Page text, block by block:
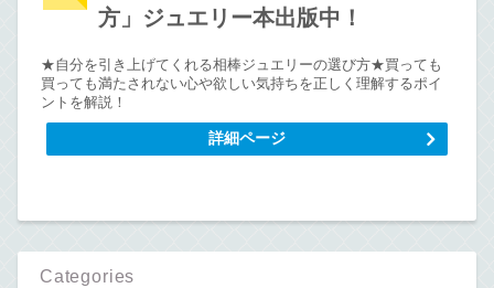
方」ジュエリー本出版中！
★自分を引き上げてくれる相棒ジュエリーの選び方★買っても
買っても満たされない心や欲しい気持ちを正しく理解するポイ
ントを解説！
詳細ページ
Categories